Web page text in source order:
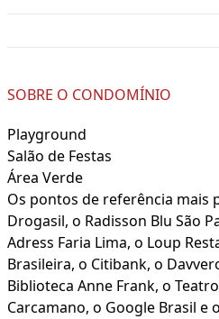
SOBRE O CONDOMÍNIO
Playground
Salão de Festas
Área Verde
Os pontos de referência mais
Drogasil, o Radisson Blu São
Adress Faria Lima, o Loup
Brasileira, o Citibank, o
Biblioteca Anne Frank, o
Carcamano, o Google Brasil e